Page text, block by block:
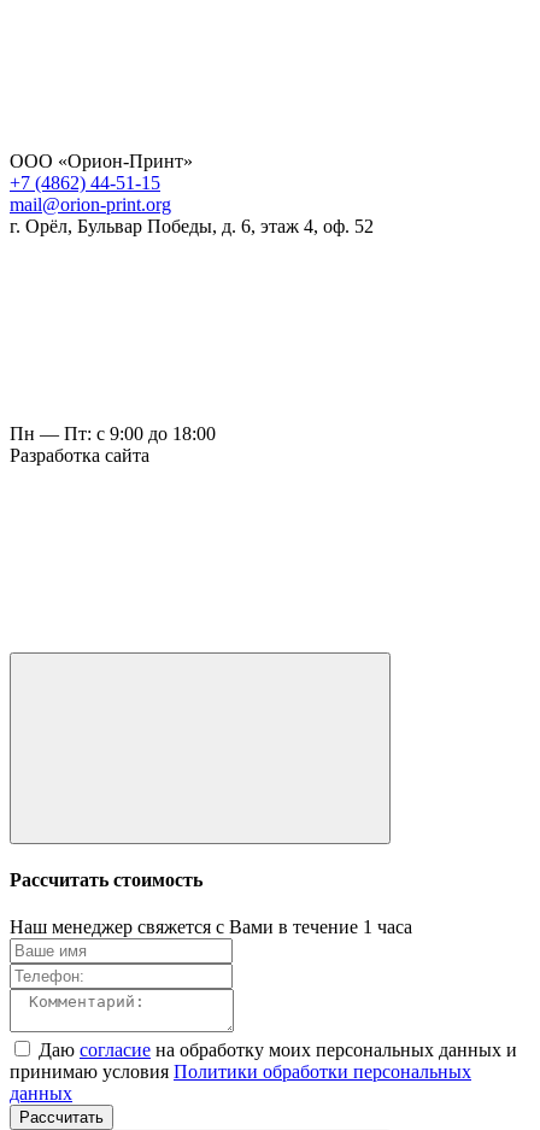
ООО «Орион-Принт»
+7 (4862) 44-51-15
mail@orion-print.org
г. Орёл, Бульвар Победы, д. 6, этаж 4, оф. 52
Пн — Пт: с 9:00 до 18:00
Разработка сайта
Рассчитать стоимость
Наш менеджер свяжется с Вами в течение 1 часа
Даю согласие на обработку моих персональных данных и
принимаю условия Политики обработки персональных
данных
Рассчитать